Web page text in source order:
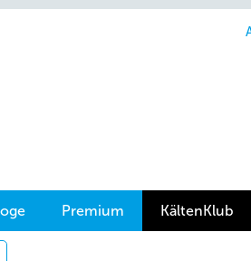
Premium KältenKlub